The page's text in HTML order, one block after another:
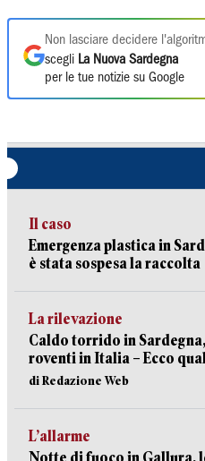
Non lasciare decidere
scegli La Nuova Sardegna
per le tue notizie su Google
Il caso
Emergenza plastica in
è stata sospesa la raccolta
La rilevazione
Caldo torrido in
roventi in Italia – Ecco
di Redazione Web
L’allarme